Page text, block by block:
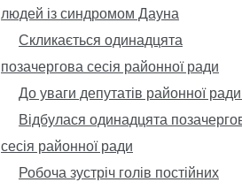
людей із синдромом Дауна
Скликається одинадцята
позачергова сесія районної ради
До уваги депутатів районної
Відбулася одинадцята
сесія районної ради
Робоча зустріч голів постійних